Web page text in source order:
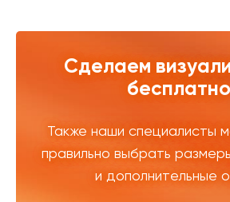
Сделаем
бесплатно
Также наши специалисты
правильно выбрать
и дополнительные